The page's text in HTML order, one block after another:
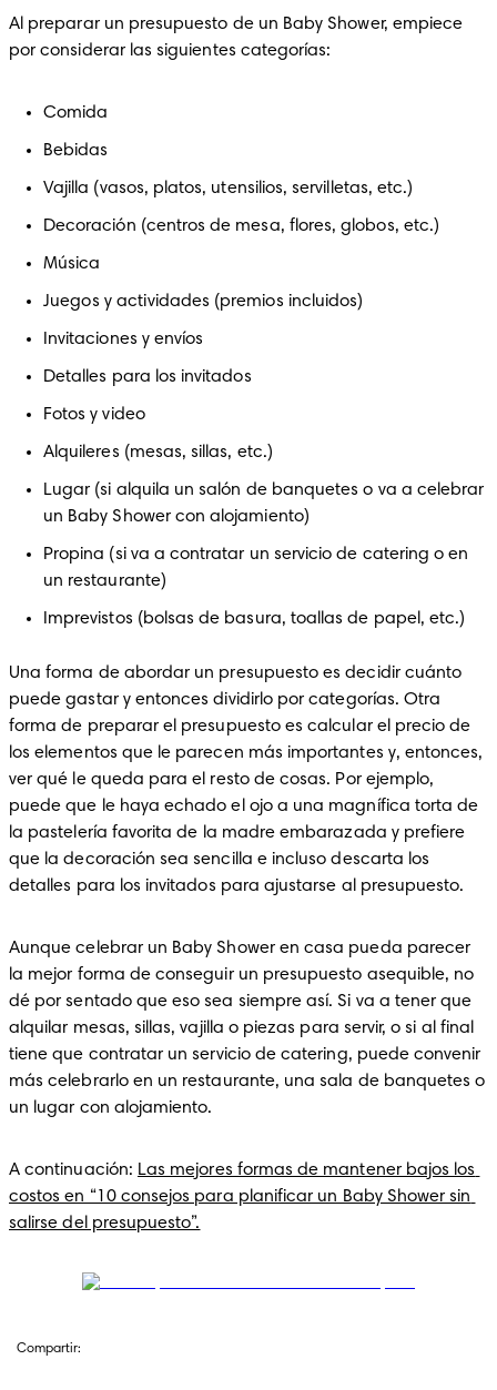
Al preparar un presupuesto de un Baby Shower, empiece
por considerar las siguientes categorías:
Comida
Bebidas
Vajilla (vasos, platos, utensilios, servilletas, etc.)
Decoración (centros de mesa, flores, globos, etc.)
Música
Juegos y actividades (premios incluidos)
Invitaciones y envíos
Detalles para los invitados
Fotos y video
Alquileres (mesas, sillas, etc.)
Lugar (si alquila un salón de banquetes o va a celebrar
un Baby Shower con alojamiento)
Propina (si va a contratar un servicio de catering o en
un restaurante)
Imprevistos (bolsas de basura, toallas de papel, etc.)
Una forma de abordar un presupuesto es decidir cuánto
puede gastar y entonces dividirlo por categorías. Otra
forma de preparar el presupuesto es calcular el precio de
los elementos que le parecen más importantes y, entonces,
ver qué le queda para el resto de cosas. Por ejemplo,
puede que le haya echado el ojo a una magnífica torta de
la pastelería favorita de la madre embarazada y prefiere
que la decoración sea sencilla e incluso descarta los
detalles para los invitados para ajustarse al presupuesto.
Aunque celebrar un Baby Shower en casa pueda parecer
la mejor forma de conseguir un presupuesto asequible, no
dé por sentado que eso sea siempre así. Si va a tener que
alquilar mesas, sillas, vajilla o piezas para servir, o si al final
tiene que contratar un servicio de catering, puede convenir
más celebrarlo en un restaurante, una sala de banquetes o
un lugar con alojamiento.
A continuación: Las mejores formas de mantener bajos los
costos en “10 consejos para planificar un Baby Shower sin
salirse del presupuesto”.
Compartir: